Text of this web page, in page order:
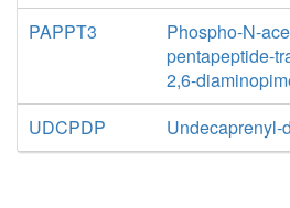
PAPPT3
Phospho-N-
pentapeptide-
2,6-
UDCPDP
Undecaprenyl-